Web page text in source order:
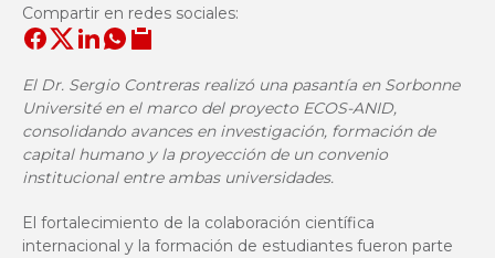
Compartir en redes sociales:
El Dr. Sergio Contreras realizó una pasantía en Sorbonne
Université en el marco del proyecto ECOS-ANID,
consolidando avances en investigación, formación de
capital humano y la proyección de un convenio
institucional entre ambas universidades.
El fortalecimiento de la colaboración científica
internacional y la formación de estudiantes fueron parte